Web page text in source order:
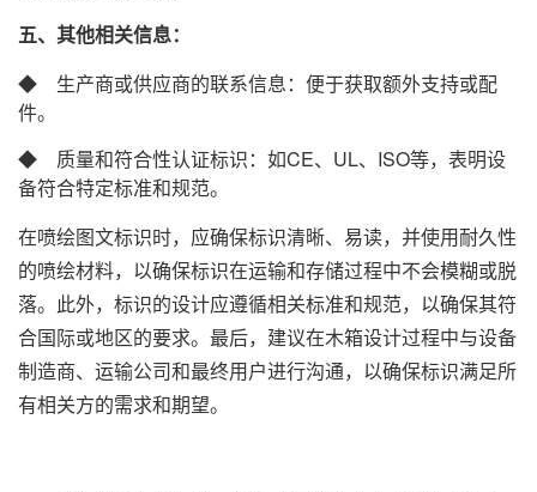
五、其他相关信息：
◆ 生产商或供应商的联系信息：便于获取额外支持或配
件。
◆ 质量和符合性认证标识：如CE、UL、ISO等，表明设
备符合特定标准和规范。
在喷绘图文标识时，应确保标识清晰、易读，并使用耐久性
的喷绘材料，以确保标识在运输和存储过程中不会模糊或脱
落。此外，标识的设计应遵循相关标准和规范，以确保其符
合国际或地区的要求。最后，建议在木箱设计过程中与设备
制造商、运输公司和最终用户进行沟通，以确保标识满足所
有相关方的需求和期望。